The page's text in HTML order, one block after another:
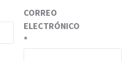
CORREO
ELECTRÓNICO
*